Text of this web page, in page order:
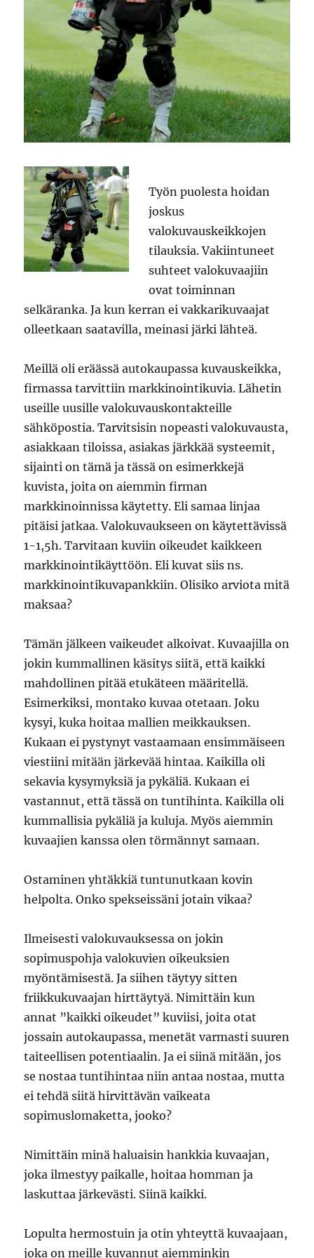
Työn puolesta hoidan
joskus
valokuvauskeikkojen
tilauksia. Vakiintuneet
suhteet valokuvaajiin
ovat toiminnan
selkäranka. Ja kun kerran ei vakkarikuvaajat
olleetkaan saatavilla, meinasi järki lähteä.
Meillä oli eräässä autokaupassa kuvauskeikka,
firmassa tarvittiin markkinointikuvia. Lähetin
useille uusille valokuvauskontakteille
sähköpostia. Tarvitsisin nopeasti valokuvausta,
asiakkaan tiloissa, asiakas järkkää systeemit,
sijainti on tämä ja tässä on esimerkkejä
kuvista, joita on aiemmin firman
markkinoinnissa käytetty. Eli samaa linjaa
pitäisi jatkaa. Valokuvaukseen on käytettävissä
1-1,5h. Tarvitaan kuviin oikeudet kaikkeen
markkinointikäyttöön. Eli kuvat siis ns.
markkinointikuvapankkiin. Olisiko arviota mitä
maksaa?
Tämän jälkeen vaikeudet alkoivat. Kuvaajilla on
jokin kummallinen käsitys siitä, että kaikki
mahdollinen pitää etukäteen määritellä.
Esimerkiksi, montako kuvaa otetaan. Joku
kysyi, kuka hoitaa mallien meikkauksen.
Kukaan ei pystynyt vastaamaan ensimmäiseen
viestiini mitään järkevää hintaa. Kaikilla oli
sekavia kysymyksiä ja pykäliä. Kukaan ei
vastannut, että tässä on tuntihinta. Kaikilla oli
kummallisia pykäliä ja kuluja. Myös aiemmin
kuvaajien kanssa olen törmännyt samaan.
Ostaminen yhtäkkiä tuntunutkaan kovin
helpolta. Onko spekseissäni jotain vikaa?
Ilmeisesti valokuvauksessa on jokin
sopimuspohja valokuvien oikeuksien
myöntämisestä. Ja siihen täytyy sitten
friikkukuvaajan hirttäytyä. Nimittäin kun
annat ”kaikki oikeudet” kuviisi, joita otat
jossain autokaupassa, menetät varmasti suuren
taiteellisen potentiaalin. Ja ei siinä mitään, jos
se nostaa tuntihintaa niin antaa nostaa, mutta
ei tehdä siitä hirvittävän vaikeata
sopimuslomaketta, jooko?
Nimittäin minä haluaisin hankkia kuvaajan,
joka ilmestyy paikalle, hoitaa homman ja
laskuttaa järkevästi. Siinä kaikki.
Lopulta hermostuin ja otin yhteyttä kuvaajaan,
joka on meille kuvannut aiemminkin